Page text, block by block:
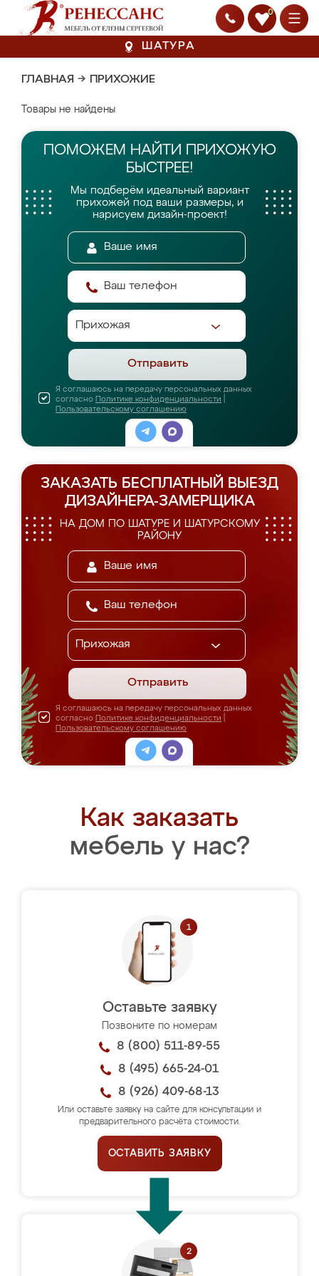
0
ШАТУРА
ГЛАВНАЯ → ПРИХОЖИЕ
Товары не найдены
ПОМОЖЕМ НАЙТИ
ПРИХОЖУЮ
БЫСТРЕЕ!
Мы подберём идеальный вариант
прихожей под ваши размеры, и
нарисуем дизайн-проект!
Отправить
Я соглашаюсь на передачу персональных данных
согласно Политике конфиденциальности
Пользовательскому соглашению
ЗАКАЗАТЬ БЕСПЛАТНЫЙ ВЫЕЗД
ДИЗАЙНЕРА-ЗАМЕРЩИКА
НА ДОМ ПО ШАТУРЕ И ШАТУРСКОМУ
РАЙОНУ
Отправить
Я соглашаюсь на передачу персональных данных
согласно Политике конфиденциальности
Пользовательскому соглашению
Как заказать
мебель у нас?
Оставьте заявку
Позвоните по номерам
8 (800) 511-89-55
8 (495) 665-24-01
8 (926) 409-68-13
Или оставьте заявку на сайте для консультации и
предварительного расчёта стоимости.
ОСТАВИТЬ ЗАЯВКУ